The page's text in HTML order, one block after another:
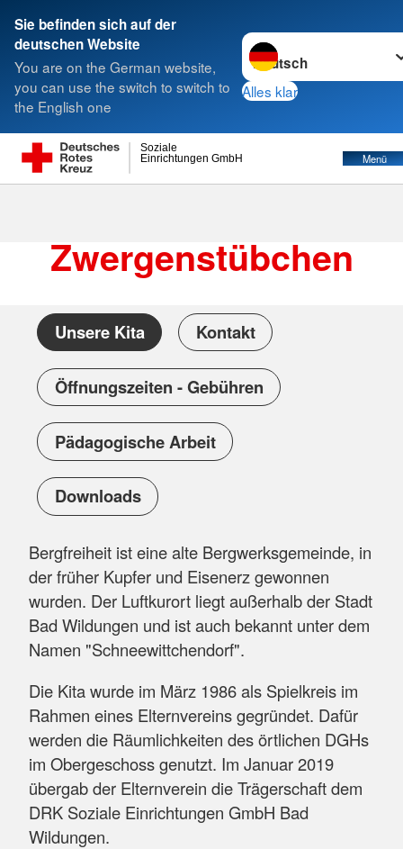
Sie befinden sich auf der
deutschen Website
You are on the German website,
you can use the switch to switch to
the English one
Sprache wechseln zu
Alles klar
Einrichtungen GmbH
Soziale
Menü
Suche
F
o
t
o
:
C
.
B
e
c
k
e
r
Zwergenstübchen
Unsere Kita Kontakt
Öffnungszeiten - Gebühren
Pädagogische Arbeit
Downloads
Bergfreiheit ist eine alte Bergwerksgemeinde, in
der früher Kupfer und Eisenerz gewonnen
wurden. Der Luftkurort liegt außerhalb der Stadt
Bad Wildungen und ist auch bekannt unter dem
Namen "Schneewittchendorf".
Die Kita wurde im März 1986 als Spielkreis im
Rahmen eines Elternvereins gegründet. Dafür
werden die Räumlichkeiten des örtlichen DGHs
im Obergeschoss genutzt. Im Januar 2019
übergab der Elternverein die Trägerschaft dem
DRK Soziale Einrichtungen GmbH Bad
Wildungen.